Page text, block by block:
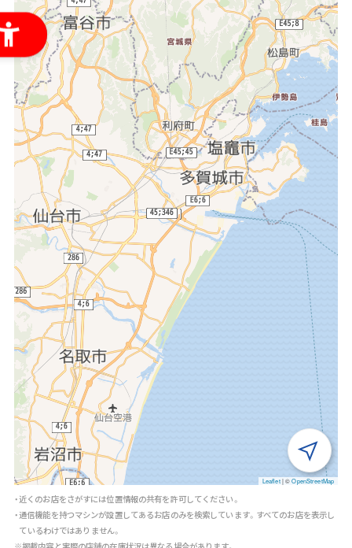
Leaflet |©OpenStreetMap
・近くのお店をさがすには位置情報の共有を許可してください。
・通信機能を持つマシンが設置してあるお店のみを検索しています。すべてのお店を表示し
ているわけではありません。